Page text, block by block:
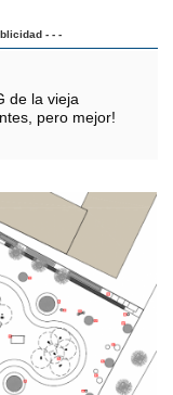
- - -
de la vieja
pero mejor!